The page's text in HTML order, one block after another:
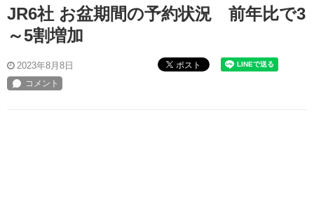
JR6社 お盆期間の予約状況 前年比で3
～5割増加
2023年8月8日 ポスト